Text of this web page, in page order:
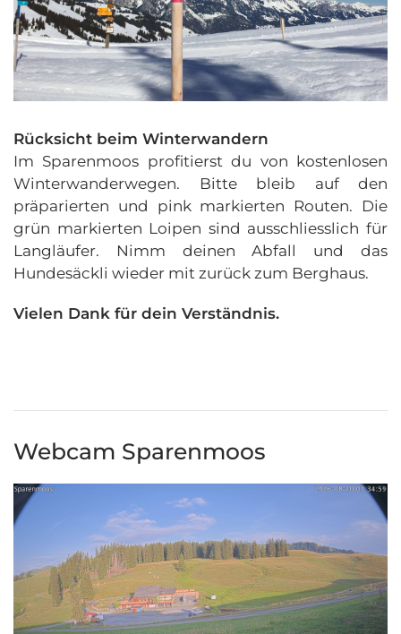
Rücksicht beim Winterwandern
Im Sparenmoos profitierst du von kostenlosen
Winterwanderwegen. Bitte bleib auf den
präparierten und pink markierten Routen. Die
grün markierten Loipen sind ausschliesslich für
Langläufer. Nimm deinen Abfall und das
Hundesäckli wieder mit zurück zum Berghaus.
Vielen Dank für dein Verständnis.
Webcam Sparenmoos